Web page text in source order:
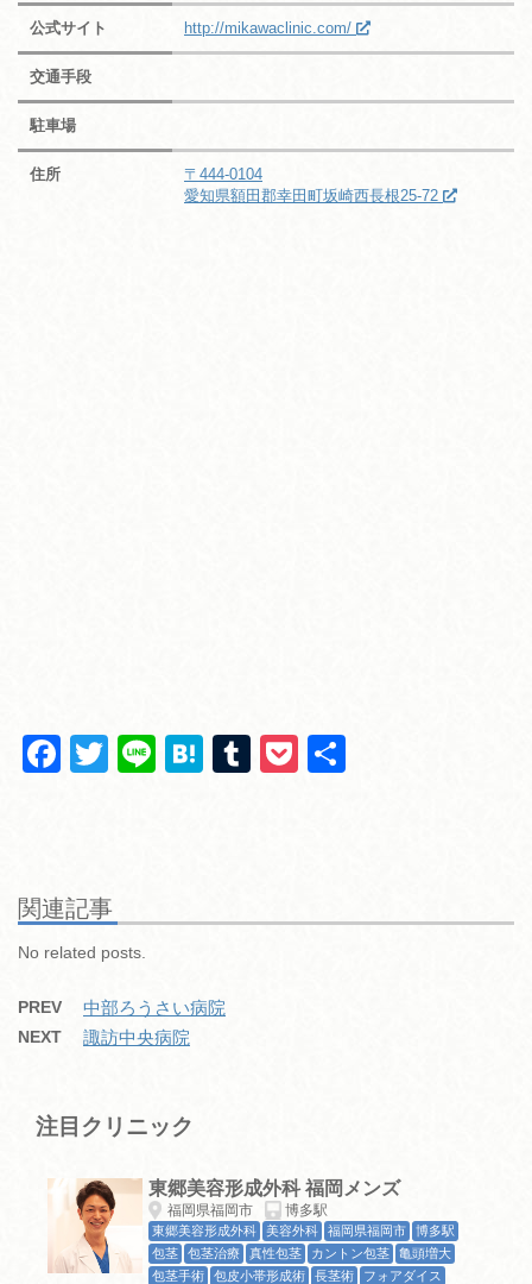
公式サイト http://mikawaclinic.com/
交通手段
駐車場
住所
〒444-0104
愛知県額田郡幸田町坂崎西長根25-72
F
b
o
k
T
Li
H
T
P
関連記事
No related posts.
PREV 中部ろうさい病院
NEXT 諏訪中央病院
注目クリニック
東郷美容形成外科 福岡メンズ
福岡県福岡市 博多駅
東郷美容形成外科 美容外科 福岡県福岡市
博多駅
包茎
包茎治療 真性包茎 カントン包茎
亀頭増大
包茎手術
包皮小帯形成術 長茎術 フォアダイス